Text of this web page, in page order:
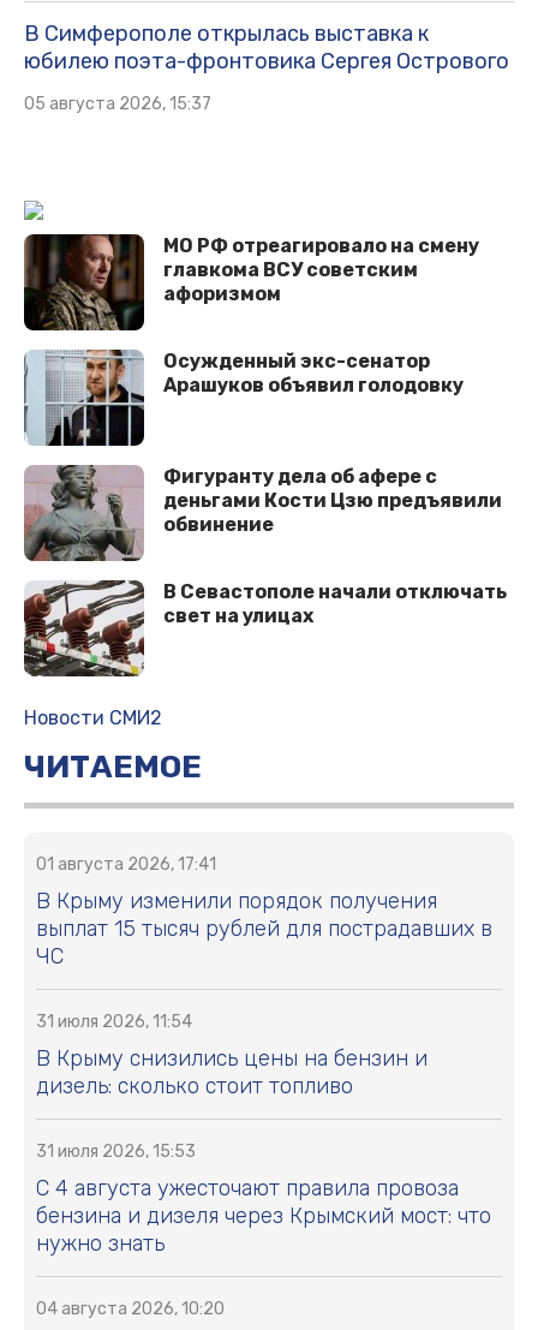
В Симферополе открылась выставка к
юбилею поэта-фронтовика Сергея Острового
05 августа 2026, 15:37
МО РФ отреагировало на смену
главкома ВСУ советским
афоризмом
Осужденный экс-сенатор
Арашуков объявил голодовку
Фигуранту дела об афере с
деньгами Кости Цзю предъявили
обвинение
В Севастополе начали отключать
свет на улицах
Новости СМИ2
ЧИТАЕМОЕ
01 августа 2026, 17:41
В Крыму изменили порядок получения
выплат 15 тысяч рублей для пострадавших в
ЧС
31 июля 2026, 11:54
В Крыму снизились цены на бензин и
дизель: сколько стоит топливо
31 июля 2026, 15:53
С 4 августа ужесточают правила провоза
бензина и дизеля через Крымский мост: что
нужно знать
04 августа 2026, 10:20